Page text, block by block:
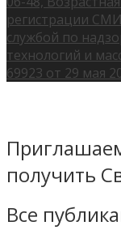
регистрации
службой по
технологий и
69923 от 29 мая
получить
Все